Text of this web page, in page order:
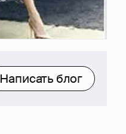
Написать блог